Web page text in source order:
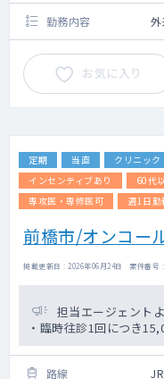
勤務内容
お気に入り
定期 当直 クリニック
インセンティブあり
60代
専攻医・専修医可
週1日勤
前橋市/オンコー
掲載更新日 : 2026年06月24日 案件番号
担当エージェント
・臨時往診1回につき
路線